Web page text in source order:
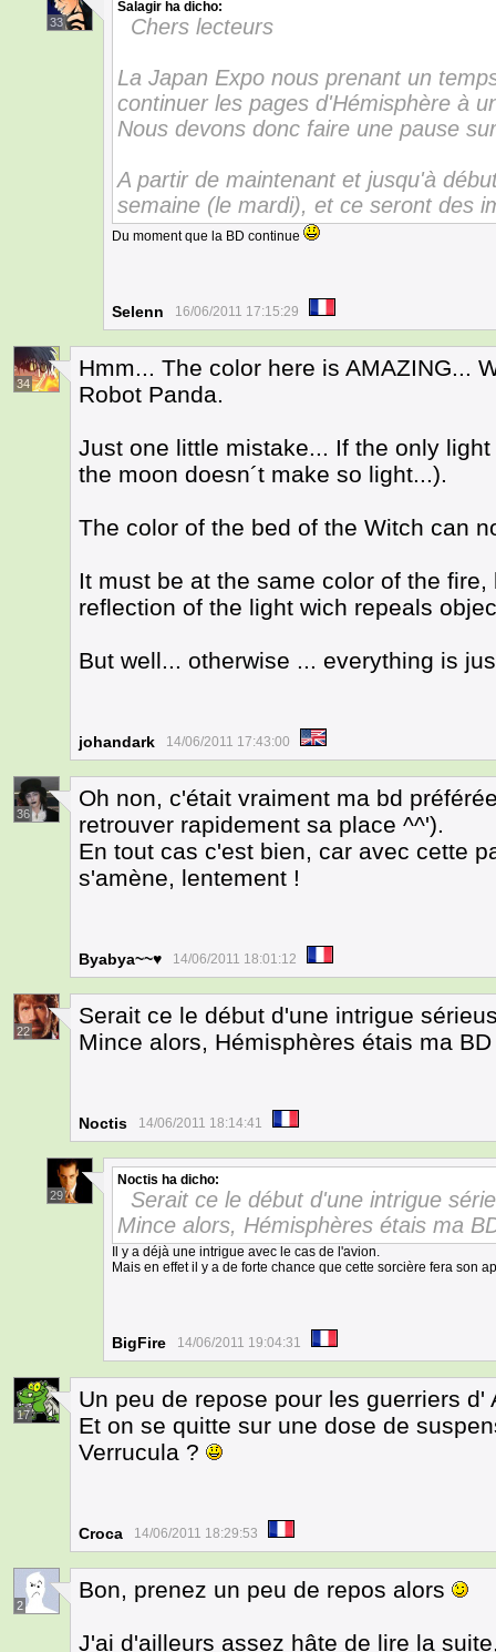
33
Salagir ha dicho:
Chers lecteurs
La Japan Expo nous prenant un
continuer les pages d'Hémisphère à
Nous devons donc faire une pause
A partir de maintenant et jusqu'à
semaine (le mardi), et ce seront des
Du moment que la BD continue
Selenn 16/06/2011 17:15:29
34
Hmm... The color here is AMAZING...
Robot Panda.
Just one little mistake... If the only
the moon doesn´t make so light...).
The color of the bed of the Witch can
It must be at the same color of the
reflection of the light wich repeals
But well... otherwise ... everything is
johandark 14/06/2011 17:43:00
36
Oh non, c'était vraiment ma bd
retrouver rapidement sa place ^^').
En tout cas c'est bien, car avec cette
s'amène, lentement !
Byabya~~♥ 14/06/2011 18:01:12
22
Serait ce le début d'une intrigue
Mince alors, Hémisphères étais ma
Noctis 14/06/2011 18:14:41
29
Noctis ha dicho:
Serait ce le début d'une intrigue
Mince alors, Hémisphères étais ma
Il y a déjà une intrigue avec le cas de l'avion.
Mais en effet il y a de forte chance que cette sorcière fera son
BigFire 14/06/2011 19:04:31
17
Un peu de repose pour les guerriers d'
Et on se quitte sur une dose de
Verrucula ?
Croca 14/06/2011 18:29:53
2
Bon, prenez un peu de repos alors
J'ai d'ailleurs assez hâte de lire la